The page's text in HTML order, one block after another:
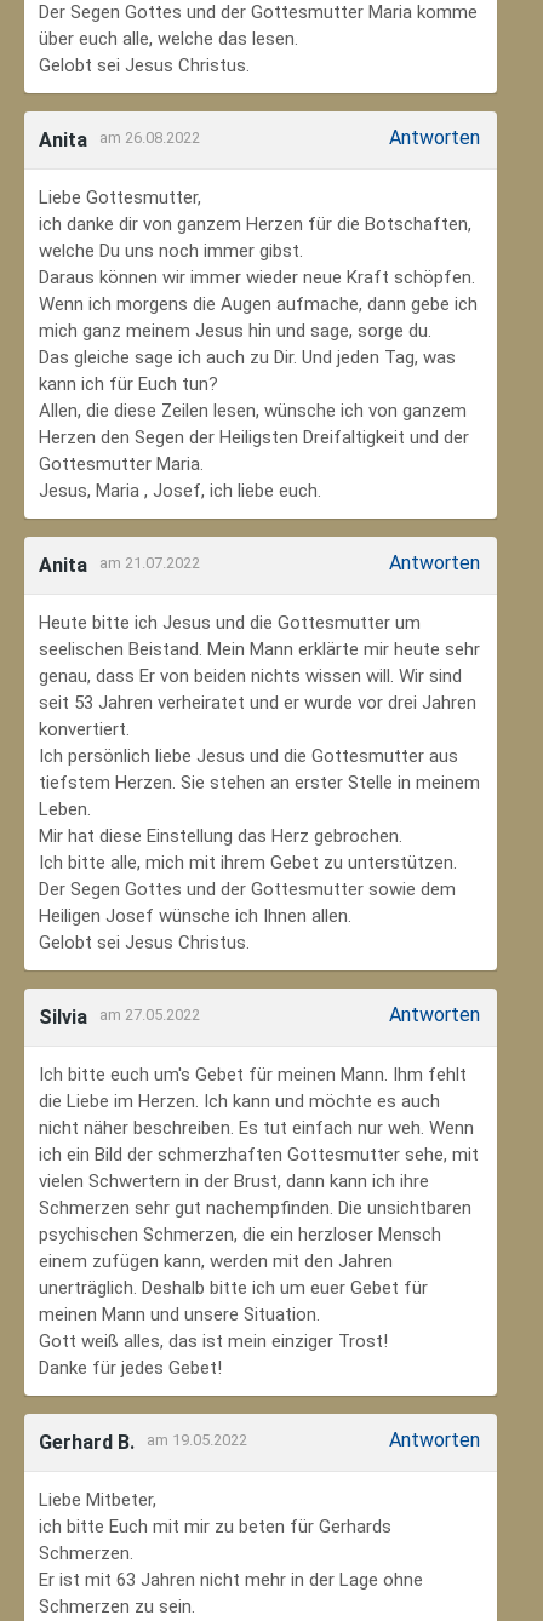
Der Segen Gottes und der Gottesmutter Maria komme
über euch alle, welche das lesen.
Gelobt sei Jesus Christus.
Anita am 26.08.2022 Antworten
Liebe Gottesmutter,
ich danke dir von ganzem Herzen für die Botschaften,
welche Du uns noch immer gibst.
Daraus können wir immer wieder neue Kraft schöpfen.
Wenn ich morgens die Augen aufmache, dann gebe ich
mich ganz meinem Jesus hin und sage, sorge du.
Das gleiche sage ich auch zu Dir. Und jeden Tag, was
kann ich für Euch tun?
Allen, die diese Zeilen lesen, wünsche ich von ganzem
Herzen den Segen der Heiligsten Dreifaltigkeit und der
Gottesmutter Maria.
Jesus, Maria , Josef, ich liebe euch.
Anita am 21.07.2022 Antworten
Heute bitte ich Jesus und die Gottesmutter um
seelischen Beistand. Mein Mann erklärte mir heute sehr
genau, dass Er von beiden nichts wissen will. Wir sind
seit 53 Jahren verheiratet und er wurde vor drei Jahren
konvertiert.
Ich persönlich liebe Jesus und die Gottesmutter aus
tiefstem Herzen. Sie stehen an erster Stelle in meinem
Leben.
Mir hat diese Einstellung das Herz gebrochen.
Ich bitte alle, mich mit ihrem Gebet zu unterstützen.
Der Segen Gottes und der Gottesmutter sowie dem
Heiligen Josef wünsche ich Ihnen allen.
Gelobt sei Jesus Christus.
Silvia am 27.05.2022 Antworten
Ich bitte euch um's Gebet für meinen Mann. Ihm fehlt
die Liebe im Herzen. Ich kann und möchte es auch
nicht näher beschreiben. Es tut einfach nur weh. Wenn
ich ein Bild der schmerzhaften Gottesmutter sehe, mit
vielen Schwertern in der Brust, dann kann ich ihre
Schmerzen sehr gut nachempfinden. Die unsichtbaren
psychischen Schmerzen, die ein herzloser Mensch
einem zufügen kann, werden mit den Jahren
unerträglich. Deshalb bitte ich um euer Gebet für
meinen Mann und unsere Situation.
Gott weiß alles, das ist mein einziger Trost!
Danke für jedes Gebet!
Gerhard B. am 19.05.2022 Antworten
Liebe Mitbeter,
ich bitte Euch mit mir zu beten für Gerhards
Schmerzen.
Er ist mit 63 Jahren nicht mehr in der Lage ohne
Schmerzen zu sein.